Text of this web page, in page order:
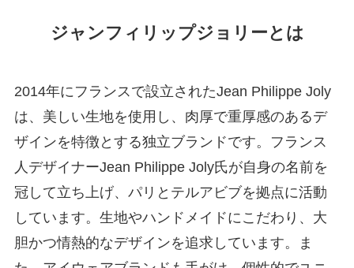
ジャンフィリップジョリーとは
2014年にフランスで設立されたJean Philippe Joly
は、美しい生地を使用し、肉厚で重厚感のあるデ
ザインを特徴とする独立ブランドです。フランス
人デザイナーJean Philippe Joly氏が自身の名前を
冠して立ち上げ、パリとテルアビブを拠点に活動
しています。生地やハンドメイドにこだわり、大
胆かつ情熱的なデザインを追求しています。ま